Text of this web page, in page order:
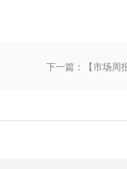
下一篇：【市场周